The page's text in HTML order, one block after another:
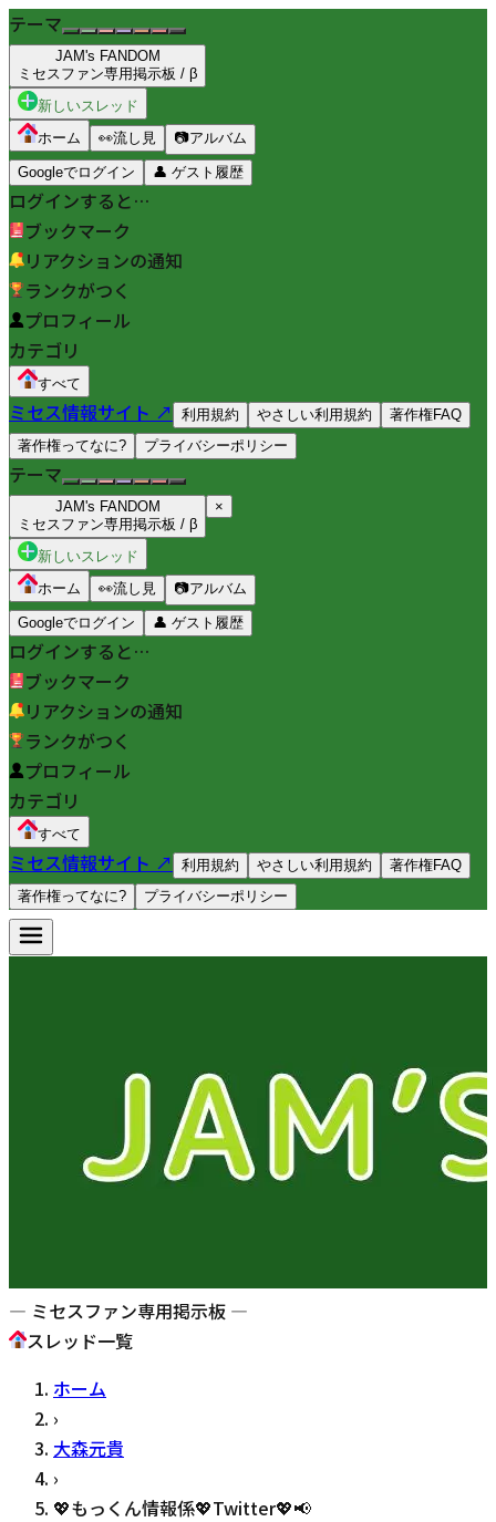
テーマ
JAM's FANDOM
ミセスファン専用掲示板 / β
新しいスレッド
ホーム
👀流し見 📷アルバム
Googleでログイン 👤 ゲスト履歴
ログインすると…
ブックマーク
リアクションの通知
ランクがつく
プロフィール
カテゴリ
すべて
ミセス情報サイト ↗ 利用規約 やさしい利用規約
著作権FAQ
著作権ってなに?
プライバシーポリシー
テーマ
JAM's FANDOM
ミセスファン専用掲示板 / β
×
新しいスレッド
ホーム
👀流し見 📷アルバム
Googleでログイン 👤 ゲスト履歴
ログインすると…
ブックマーク
リアクションの通知
ランクがつく
プロフィール
カテゴリ
すべて
ミセス情報サイト ↗ 利用規約 やさしい利用規約
著作権FAQ
著作権ってなに?
プライバシーポリシー
— ミセスファン専用掲示板 —
スレッド一覧
ホーム
›
大森元貴
›
💖もっくん情報係💖Twitter💖📢